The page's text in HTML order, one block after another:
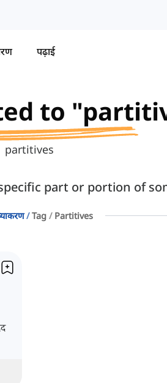
पढ़ाई
to
partitives
part or portion of
Tag Partitives